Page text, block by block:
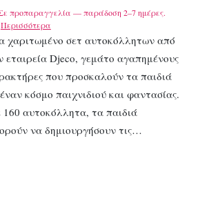
προπαραγγελία — παράδοση 2–7 ημέρες.
Περισσότερα
χαριτωμένο σετ αυτοκόλλητων από
εταιρεία Djeco, γεμάτο αγαπημένους
που προσκαλούν τα παιδιά
κόσμο παιχνιδιού και φαντασίας.
αυτοκόλλητα, τα παιδιά
να δημιουργήσουν τις…